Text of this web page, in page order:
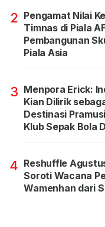
2 Pengamat Nilai
Timnas di Piala
Pembangunan
Piala Asia
3 Menpora Erick:
Kian Dilirik
Destinasi
Klub Sepak Bola
4 Reshuffle
Soroti Wacana
Wamenhan dari